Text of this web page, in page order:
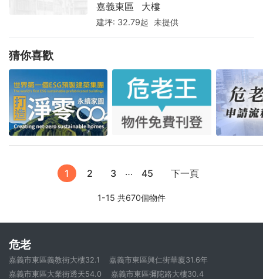
嘉義東區 大樓
建坪: 32.79起 未提供
猜你喜歡
1 2 3 … 45 下一頁
1-15 共670個物件
危老
嘉義市東區義教街大樓32.1
嘉義市東區興仁街華廈31.6年
嘉義市東區大業街透天54.0
嘉義市東區彌陀路大樓30.4